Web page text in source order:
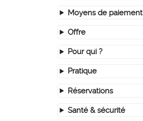
Moyens de paiement
Offre
Pour qui ?
Pratique
Réservations
Santé & sécurité